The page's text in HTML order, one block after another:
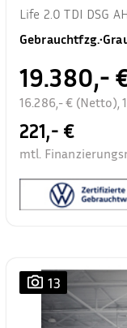
Life 2.0 TDI DSG
Gebrauchtfzg.•
19.380,-
16.286,- € (Netto),
221,- €
mtl.
13